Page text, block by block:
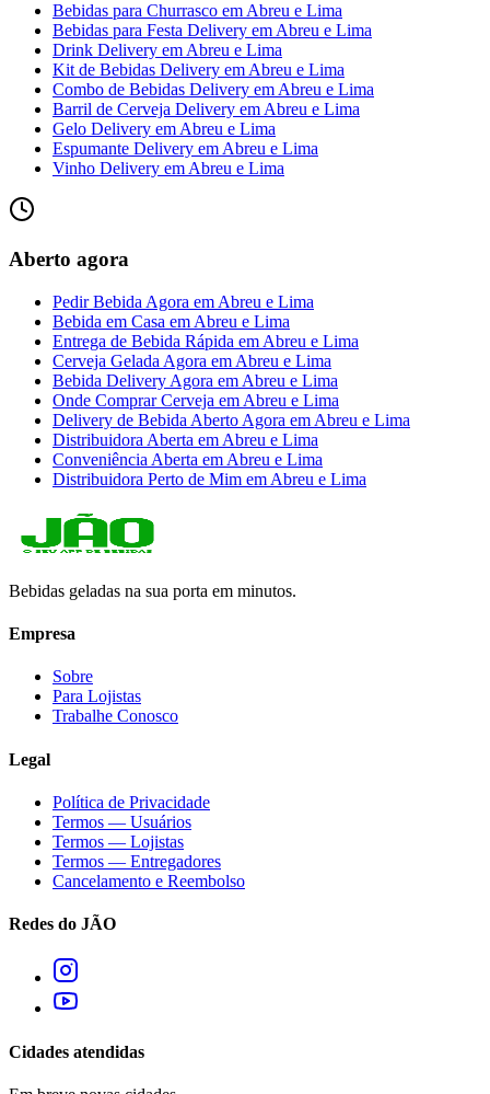
Bebidas para Churrasco emAbreu e Lima
Bebidas para Festa Delivery emAbreu e Lima
Drink Delivery emAbreu e Lima
Kit de Bebidas Delivery emAbreu e Lima
Combo de Bebidas Delivery emAbreu e Lima
Barril de Cerveja Delivery emAbreu e Lima
Gelo Delivery emAbreu e Lima
Espumante Delivery emAbreu e Lima
Vinho Delivery emAbreu e Lima
Aberto agora
Pedir Bebida Agora em Abreu e Lima
Bebida em Casa em Abreu e Lima
Entrega de Bebida Rápida em Abreu e Lima
Cerveja Gelada Agora em Abreu e Lima
Bebida Delivery Agora em Abreu e Lima
Onde Comprar Cerveja em Abreu e Lima
Delivery de Bebida Aberto Agora em Abreu e Lima
Distribuidora Aberta em Abreu e Lima
Conveniência Aberta em Abreu e Lima
Distribuidora Perto de Mim em Abreu e Lima
Bebidas geladas na sua porta em minutos.
Empresa
Sobre
Para Lojistas
Trabalhe Conosco
Legal
Política de Privacidade
Termos — Usuários
Termos — Lojistas
Termos — Entregadores
Cancelamento e Reembolso
Redes do JÃO
Cidades atendidas